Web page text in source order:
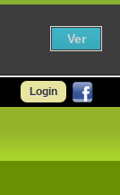
Login
Ver